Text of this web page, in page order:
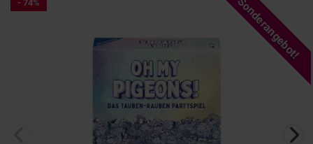
- 74% Sonderangebot!